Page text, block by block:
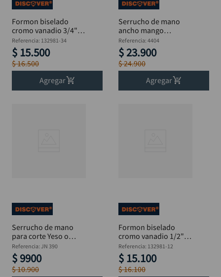
Formon biselado
cromo vanadio 3/4"
DISCOVER
Referencia: 132981-34
$ 15.500
$16.500
Agregar
Serrucho de mano
ancho mango
ergonómico
DISCOVER 24"
Referencia: 4404
$ 23.900
$24.900
Agregar
Serrucho de mano
para corte Yeso o
Drywall 1.2 mm 6.1/2"
DISCOVER
Referencia: JN 390
$ 9900
$10.900
Formon biselado
cromo vanadio 1/2"
DISCOVER
Referencia: 132981-12
$ 15.100
$16.100